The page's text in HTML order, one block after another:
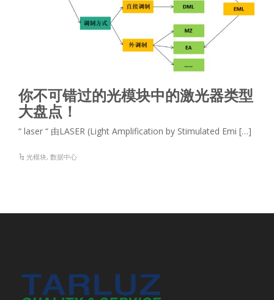
你不可错过的光模块中的激光器类型
大盘点！
“ laser “ 由LASER (Light Amplification by Stimulated Emi […]
光模块,数据中心